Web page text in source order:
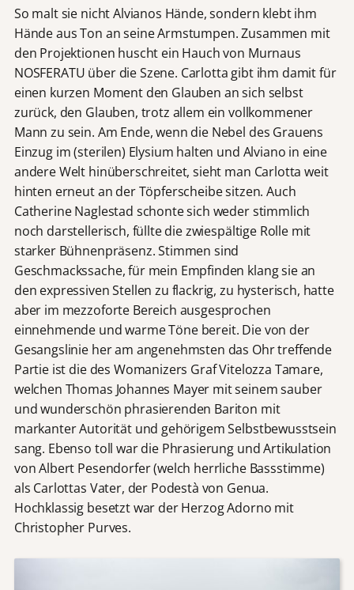
So malt sie nicht Alvianos Hände, sondern klebt ihm
Hände aus Ton an seine Armstumpen. Zusammen mit
den Projektionen huscht ein Hauch von Murnaus
NOSFERATU über die Szene. Carlotta gibt ihm damit für
einen kurzen Moment den Glauben an sich selbst
zurück, den Glauben, trotz allem ein vollkommener
Mann zu sein. Am Ende, wenn die Nebel des Grauens
Einzug im (sterilen) Elysium halten und Alviano in eine
andere Welt hinüberschreitet, sieht man Carlotta weit
hinten erneut an der Töpferscheibe sitzen. Auch
Catherine Naglestad schonte sich weder stimmlich
noch darstellerisch, füllte die zwiespältige Rolle mit
starker Bühnenpräsenz. Stimmen sind
Geschmackssache, für mein Empfinden klang sie an
den expressiven Stellen zu flackrig, zu hysterisch, hatte
aber im mezzoforte Bereich ausgesprochen
einnehmende und warme Töne bereit. Die von der
Gesangslinie her am angenehmsten das Ohr treffende
Partie ist die des Womanizers Graf Vitelozza Tamare,
welchen Thomas Johannes Mayer mit seinem sauber
und wunderschön phrasierenden Bariton mit
markanter Autorität und gehörigem Selbstbewusstsein
sang. Ebenso toll war die Phrasierung und Artikulation
von Albert Pesendorfer (welch herrliche Bassstimme)
als Carlottas Vater, der Podestà von Genua.
Hochklassig besetzt war der Herzog Adorno mit
Christopher Purves.